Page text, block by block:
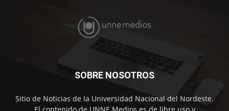
SOBRE NOSOTROS
Sitio de Noticias de la Universidad Nacional del Nordeste.